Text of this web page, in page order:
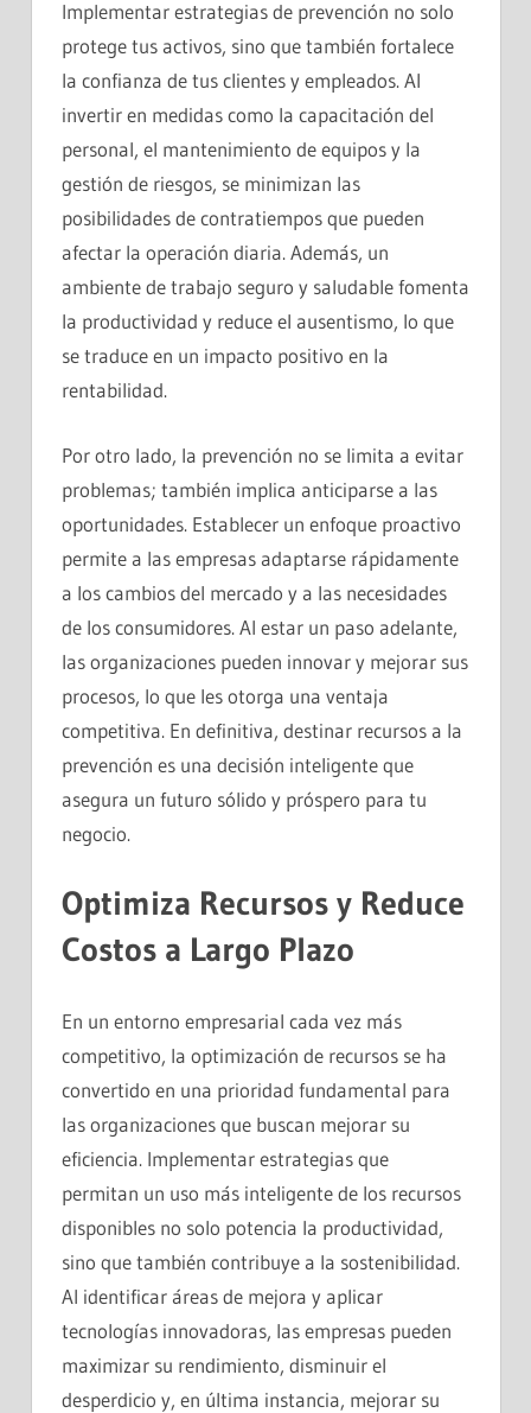
Implementar estrategias de prevención no solo
protege tus activos, sino que también fortalece
la confianza de tus clientes y empleados. Al
invertir en medidas como la capacitación del
personal, el mantenimiento de equipos y la
gestión de riesgos, se minimizan las
posibilidades de contratiempos que pueden
afectar la operación diaria. Además, un
ambiente de trabajo seguro y saludable fomenta
la productividad y reduce el ausentismo, lo que
se traduce en un impacto positivo en la
rentabilidad.
Por otro lado, la prevención no se limita a evitar
problemas; también implica anticiparse a las
oportunidades. Establecer un enfoque proactivo
permite a las empresas adaptarse rápidamente
a los cambios del mercado y a las necesidades
de los consumidores. Al estar un paso adelante,
las organizaciones pueden innovar y mejorar sus
procesos, lo que les otorga una ventaja
competitiva. En definitiva, destinar recursos a la
prevención es una decisión inteligente que
asegura un futuro sólido y próspero para tu
negocio.
Optimiza Recursos y Reduce
Costos a Largo Plazo
En un entorno empresarial cada vez más
competitivo, la optimización de recursos se ha
convertido en una prioridad fundamental para
las organizaciones que buscan mejorar su
eficiencia. Implementar estrategias que
permitan un uso más inteligente de los recursos
disponibles no solo potencia la productividad,
sino que también contribuye a la sostenibilidad.
Al identificar áreas de mejora y aplicar
tecnologías innovadoras, las empresas pueden
maximizar su rendimiento, disminuir el
desperdicio y, en última instancia, mejorar su